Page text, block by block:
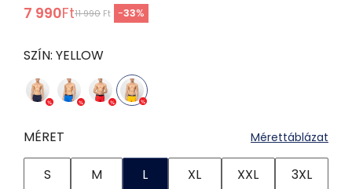
7 990Ft11 990 Ft -33%
SZÍN: YELLOW
MÉRET Mérettáblázat
S M L XL XXL 3XL